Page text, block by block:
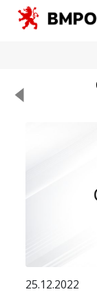
25.12.2022